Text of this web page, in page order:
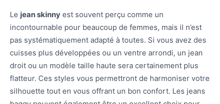
Le jean skinny est souvent perçu comme un
incontournable pour beaucoup de femmes, mais il n’est
pas systématiquement adapté à toutes. Si vous avez des
cuisses plus développées ou un ventre arrondi, un jean
droit ou un modèle taille haute sera certainement plus
flatteur. Ces styles vous permettront de harmoniser votre
silhouette tout en vous offrant un bon confort. Les jeans